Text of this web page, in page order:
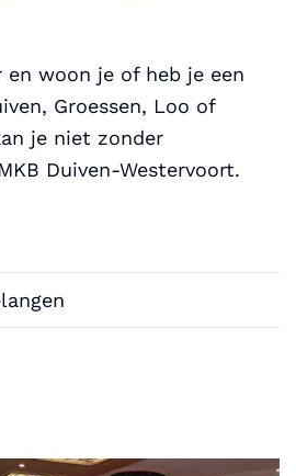
en woon je of heb je een
Groessen, Loo of
je niet zonder
Duiven-Westervoort.